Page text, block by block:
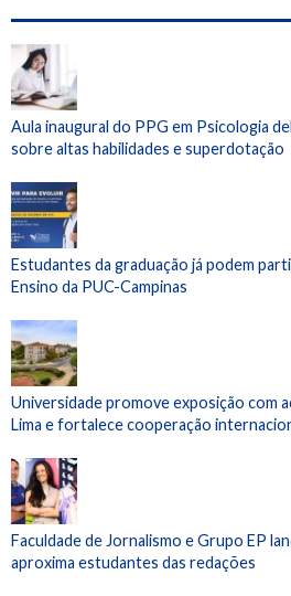
Aula inaugural do PPG em Psicologia
sobre altas habilidades e superdotação
Estudantes da graduação já podem
Ensino da PUC-Campinas
Universidade promove exposição com
Lima e fortalece cooperação
Faculdade de Jornalismo e Grupo EP
aproxima estudantes das redações